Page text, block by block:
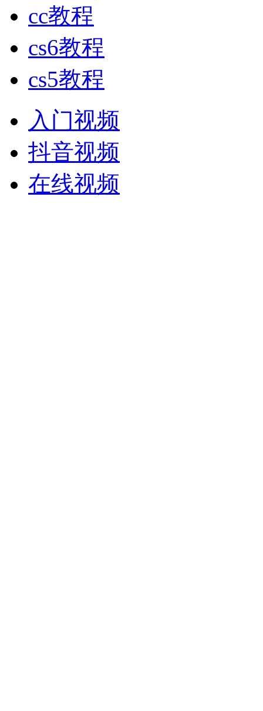
cc教程
cs6教程
cs5教程
入门视频
抖音视频
在线视频